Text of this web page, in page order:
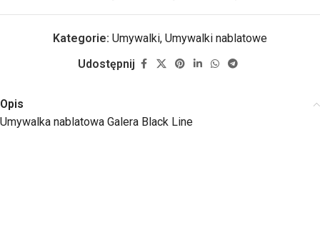
Kategorie: Umywalki, Umywalki nablatowe
Udostępnij
Opis
Umywalka nablatowa Galera Black Line